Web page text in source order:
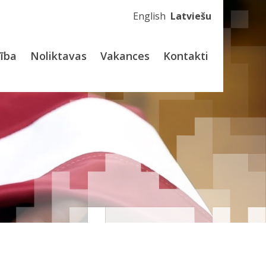
English Latviešu
Noliktavas Vakances Kontakti